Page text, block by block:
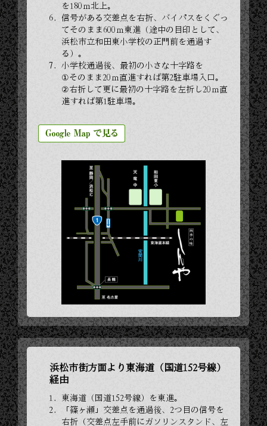
を180ｍ北上。
信号がある交差点を右折、バイパスをくぐっ
てそのまま600ｍ東進（途中の目印として、
浜松市立和田東小学校の正門前を通過す
る）。
小学校通過後、最初の小さな十字路を
①そのまま20ｍ直進すれば第2駐車場入口。
②右折して更に最初の十字路を左折し20ｍ直
進すれば第1駐車場。
浜松市街方面より東海道（国道152号線）
経由
東海道（国道152号線）を東進。
「篠ヶ瀬」交差点を通過後、2つ目の信号を
右折（交差点左手前にガソリンスタンド、左